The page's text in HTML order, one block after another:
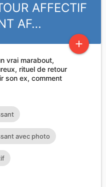
AFFECTIF
AF…
add
vrai marabout,
rituel de retour
son ex, comment
avec photo